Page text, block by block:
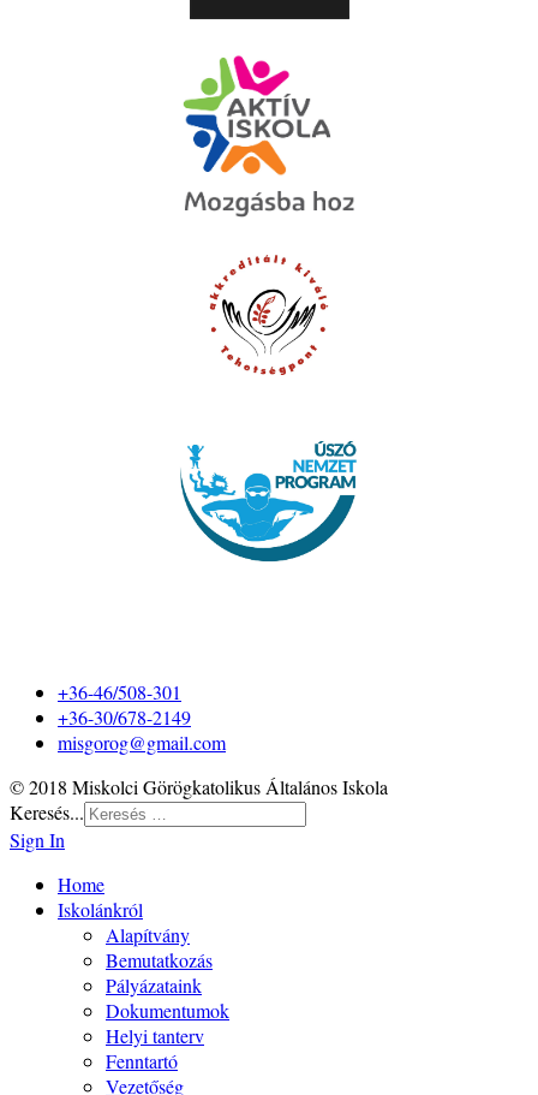
+36-46/508-301
+36-30/678-2149
misgorog@gmail.com
© 2018 Miskolci Görögkatolikus Általános Iskola
Keresés...
Sign In
Home
Iskolánkról
Alapítvány
Bemutatkozás
Pályázataink
Dokumentumok
Helyi tanterv
Fenntartó
Vezetőség